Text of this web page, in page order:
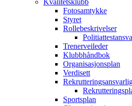
Fotosamtykke
Styret
Rollebeskrivelser
Trenerveileder
Klubbhåndbok
Organisasjonsplan
Verdisett
Sportsplan